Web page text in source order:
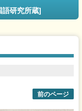
語研究所蔵]
前のページ